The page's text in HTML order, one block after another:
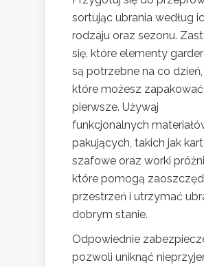
sortując ubrania według
rodzaju oraz sezonu.
się, które elementy
są potrzebne na co
które możesz
pierwsze. Używaj
funkcjonalnych
pakujących, takich jak
szafowe oraz worki
które pomogą
przestrzeń i utrzymać
dobrym stanie.
Odpowiednie
pozwoli uniknąć